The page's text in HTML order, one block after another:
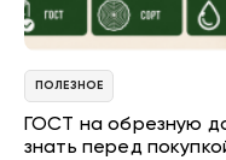
ПОЛЕЗНОЕ
ГОСТ на обрезную
знать перед